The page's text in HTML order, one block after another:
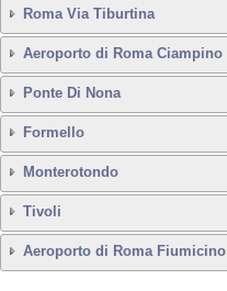
Roma Via Tiburtina
Aeroporto di Roma Ciampino
Ponte Di Nona
Formello
Monterotondo
Tivoli
Aeroporto di Roma Fiumicino